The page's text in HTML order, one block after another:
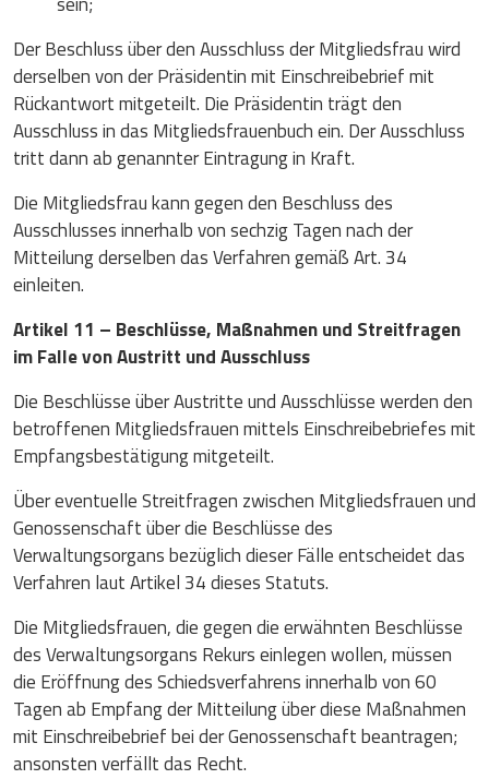
Der Beschluss über den Ausschluss der Mitgliedsfrau wird
derselben von der Präsidentin mit Einschreibebrief mit
Rückantwort mitgeteilt. Die Präsidentin trägt den
Ausschluss in das Mitgliedsfrauenbuch ein. Der Ausschluss
tritt dann ab genannter Eintragung in Kraft.
Die Mitgliedsfrau kann gegen den Beschluss des
Ausschlusses innerhalb von sechzig Tagen nach der
Mitteilung derselben das Verfahren gemäß Art. 34
einleiten.
Artikel 11 – Beschlüsse, Maßnahmen und Streitfragen
im Falle von Austritt und Ausschluss
Die Beschlüsse über Austritte und Ausschlüsse werden den
betroffenen Mitgliedsfrauen mittels Einschreibebriefes mit
Empfangsbestätigung mitgeteilt.
Über eventuelle Streitfragen zwischen Mitgliedsfrauen und
Genossenschaft über die Beschlüsse des
Verwaltungsorgans bezüglich dieser Fälle entscheidet das
Verfahren laut Artikel 34 dieses Statuts.
Die Mitgliedsfrauen, die gegen die erwähnten Beschlüsse
des Verwaltungsorgans Rekurs einlegen wollen, müssen
die Eröffnung des Schiedsverfahrens innerhalb von 60
Tagen ab Empfang der Mitteilung über diese Maßnahmen
mit Einschreibebrief bei der Genossenschaft beantragen;
ansonsten verfällt das Recht.